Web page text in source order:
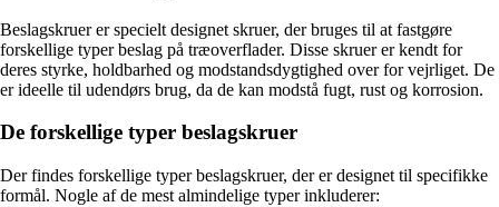
Beslagskruer er specielt designet skruer, der bruges til at fastgøre
forskellige typer beslag på træoverflader. Disse skruer er kendt for
deres styrke, holdbarhed og modstandsdygtighed over for vejrliget. De
er ideelle til udendørs brug, da de kan modstå fugt, rust og korrosion.
De forskellige typer beslagskruer
Der findes forskellige typer beslagskruer, der er designet til specifikke
formål. Nogle af de mest almindelige typer inkluderer: